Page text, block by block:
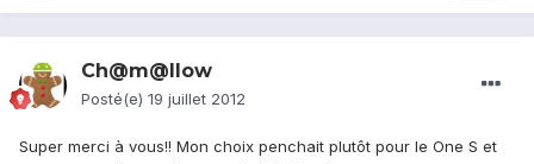
Ch@m@llow
Posté(e) 19 juillet 2012
Super merci à vous!! Mon choix penchait plutôt pour le One S et